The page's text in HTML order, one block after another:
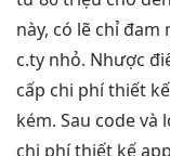
này, có lẽ chỉ đam
c.ty nhỏ. Nhược
cấp chi phí thiết
kém. Sau code
chi phí thiết kế